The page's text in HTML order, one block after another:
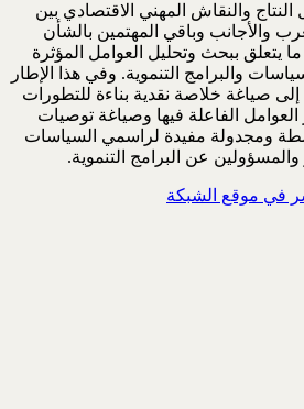
والنقاش المهني الاقتصادي بين
والأجانب وباقي المهتمين بالشأن
يتعلق ببحث وتحليل العوامل المؤثرة
والبرامج التنموية. وفي هذا الإطار
صياغة خلاصة نقدية بناءة للتطورات
العوامل الفاعلة فيها وصياغة توصيات
ومجدولة مفيدة لراسمي السياسات
والمسؤولين عن البرامج التنموية.
في موقع الشبكة